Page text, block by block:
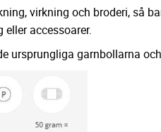
virkning och broderi, så
accessoarer.
ursprungliga garnbollarna